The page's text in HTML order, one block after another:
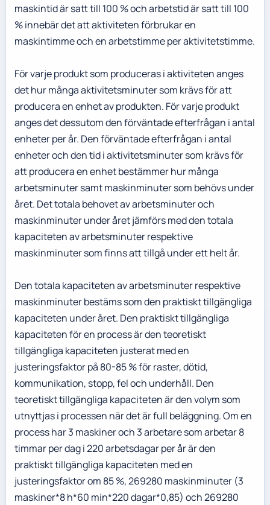
maskintid är satt till 100 % och arbetstid är satt till 100
% innebär det att aktiviteten förbrukar en
maskintimme och en arbetstimme per aktivitetstimme.
För varje produkt som produceras i aktiviteten anges
det hur många aktivitetsminuter som krävs för att
producera en enhet av produkten. För varje produkt
anges det dessutom den förväntade efterfrågan i antal
enheter per år. Den förväntade efterfrågan i antal
enheter och den tid i aktivitetsminuter som krävs för
att producera en enhet bestämmer hur många
arbetsminuter samt maskinminuter som behövs under
året. Det totala behovet av arbetsminuter och
maskinminuter under året jämförs med den totala
kapaciteten av arbetsminuter respektive
maskinminuter som finns att tillgå under ett helt år.
Den totala kapaciteten av arbetsminuter respektive
maskinminuter bestäms som den praktiskt tillgängliga
kapaciteten under året. Den praktiskt tillgängliga
kapaciteten för en process är den teoretiskt
tillgängliga kapaciteten justerat med en
justeringsfaktor på 80-85 % för raster, dötid,
kommunikation, stopp, fel och underhåll. Den
teoretiskt tillgängliga kapaciteten är den volym som
utnyttjas i processen när det är full beläggning. Om en
process har 3 maskiner och 3 arbetare som arbetar 8
timmar per dag i 220 arbetsdagar per år är den
praktiskt tillgängliga kapaciteten med en
justeringsfaktor om 85 %, 269280 maskinminuter (3
maskiner*8 h*60 min*220 dagar*0,85) och 269280